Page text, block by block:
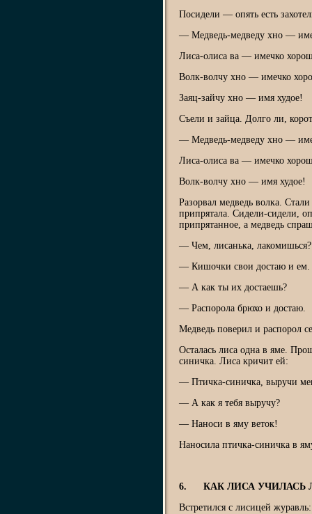
Посидели — опять есть
— Медведь-медведy хно —
Лиса-олисa ва — имечко
Волк-волчy хно — имечко
Заяц-зайчy хно — имя худое!
Съели и зайца. Долго ли,
— Медведь-медведy хно —
Лиса-олисa ва — имечко
Волк-волчy хно — имя худое!
Разорвал медведь волка.
припрятала. Сидели-сидели,
припрятанное, а медведь
— Чем, лисанька, лакомишься?
— Кишочки свои достаю и ем.
— А как ты их достаешь?
— Распорола брюхо и достаю.
Медведь поверил и распорол
Осталась лиса одна в яме.
синичка. Лиса кричит ей:
— Птичка-синичка, выручи
— А как я тебя выручу?
— Наноси в яму веток!
Наносила птичка-синичка в
6. КАК ЛИСА УЧИЛАСЬ
Встретился с лисицей журавль: